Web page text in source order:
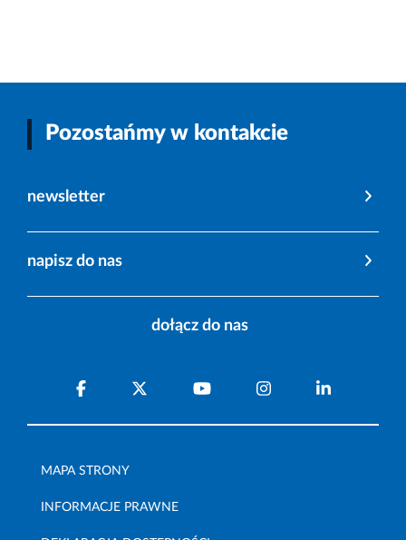
Pozostańmy w kontakcie
newsletter
napisz do nas
dołącz do nas
MAPA STRONY
INFORMACJE PRAWNE